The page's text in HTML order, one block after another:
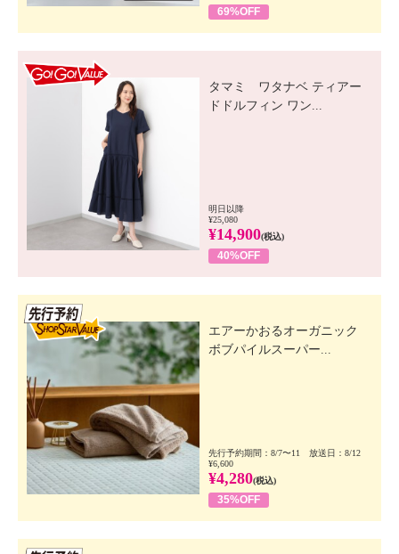
69%OFF
タマミ ワタナベ ティアー
ドドルフィン ワン...
明日以降
¥25,080
¥14,900(税込)
40%OFF
エアーかおるオーガニック
ボブパイルスーパー...
先行予約期間：8/7〜11 放送日：8/12
¥6,600
¥4,280(税込)
35%OFF